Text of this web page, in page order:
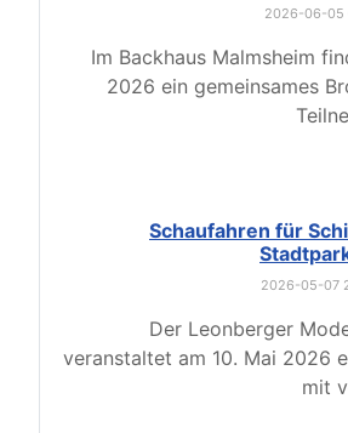
2026-06-05
Im Backhaus Malmsheim
2026 ein gemeinsames
Schaufahren für
2026-05-07
Der Leonberger
veranstaltet am 10. Mai 2026
mit